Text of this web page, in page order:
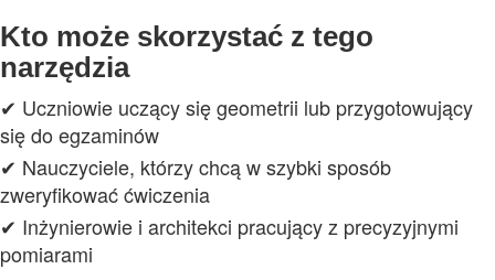
Kto może skorzystać z tego
narzędzia
✔ Uczniowie uczący się geometrii lub przygotowujący
się do egzaminów
✔ Nauczyciele, którzy chcą w szybki sposób
zweryfikować ćwiczenia
✔ Inżynierowie i architekci pracujący z precyzyjnymi
pomiarami